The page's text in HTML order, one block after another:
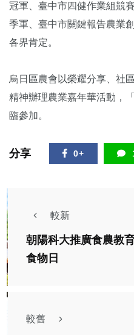
冠軍、臺中市四健作業組競
季軍、臺中市關鍵報告農業
各界肯定。
烏日區農會以榮耀分享、社
精神辦理農業嘉年華活動，
臨參加。
分享 0+
較新
朝陽科大推廣食農教
食物日
較舊